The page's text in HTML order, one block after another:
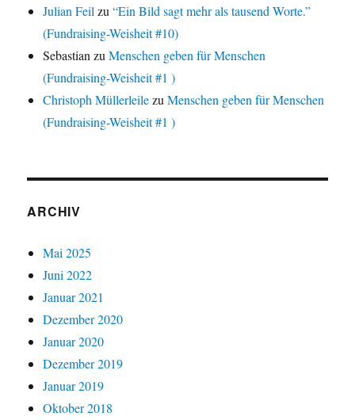
Julian Feil zu“Ein Bild sagt mehr als tausend Worte.”
(Fundraising-Weisheit #10)
Sebastian zuMenschen geben für Menschen
(Fundraising-Weisheit #1 )
Christoph MüllerleilezuMenschen geben für Menschen
(Fundraising-Weisheit #1 )
ARCHIV
Mai 2025
Juni 2022
Januar 2021
Dezember 2020
Januar 2020
Dezember 2019
Januar 2019
Oktober 2018